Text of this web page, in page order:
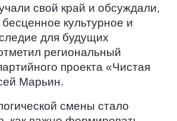
свой край и обсуждали,
бесценное культурное и
для будущих
региональный
проекта «Чистая
Марьин.
смены стало